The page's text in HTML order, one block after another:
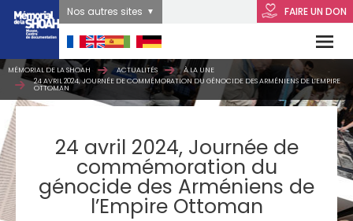
FAIRE UN DON
Nos autres sites
MÉMORIAL DE LA SHOAH ACTUALITÉS
À LA UNE
24 AVRIL 2024, JOURNÉE DE COMMÉMORATION DU GÉNOCIDE DES ARMÉNIENS DE L’EMPIRE
OTTOMAN
24 avril 2024, Journée de
commémoration du
génocide des Arméniens de
l’Empire Ottoman